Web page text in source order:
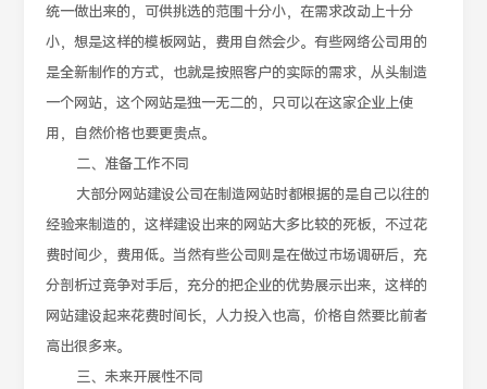
统一做出来的，可供挑选的范围十分小，在需求改动上十分
小，想是这样的模板网站，费用自然会少。有些网络公司用的
是全新制作的方式，也就是按照客户的实际的需求，从头制造
一个网站，这个网站是独一无二的，只可以在这家企业上使
用，自然价格也要更贵点。
二、准备工作不同
大部分网站建设公司在制造网站时都根据的是自己以往的
经验来制造的，这样建设出来的网站大多比较的死板，不过花
费时间少，费用低。当然有些公司则是在做过市场调研后，充
分剖析过竞争对手后，充分的把企业的优势展示出来，这样的
网站建设起来花费时间长，人力投入也高，价格自然要比前者
高出很多来。
三、未来开展性不同